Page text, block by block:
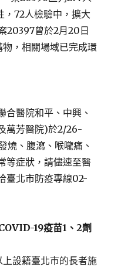
，72人檢驗中，擴大
20397曾於2月20日
，相關場域已完成環
合醫院和平、中興、
萬芳醫院)於2/26-
燒、腹瀉、喉嚨痛、
等症狀，請儘速至醫
臺北市防疫專線02-
19疫苗1 、2劑
設籍臺北市的長者施